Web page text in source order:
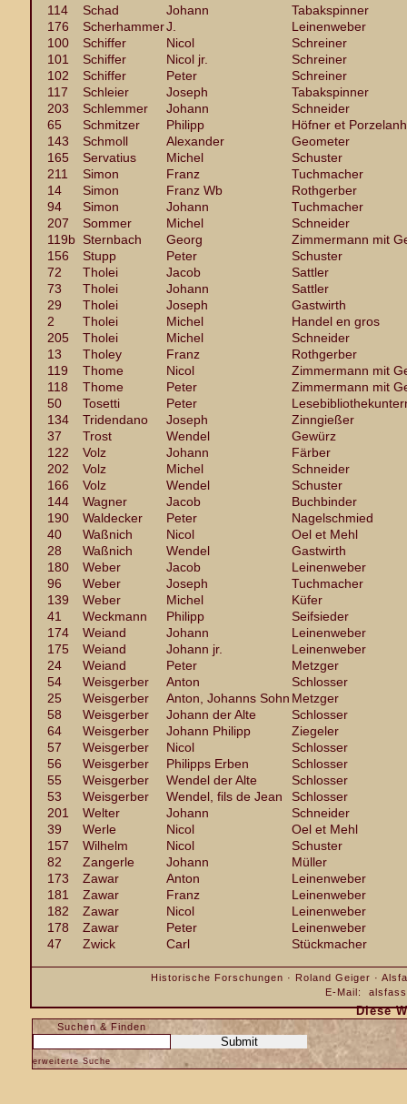
114
Schad Johann
Tabakspinner
176
ScherhammerJ.
Leinenweber
100
Schiffer Nicol
Schreiner
101
Schiffer Nicol jr.
Schreiner
102
Schiffer Peter
Schreiner
117
Schleier Joseph
Tabakspinner
203
Schlemmer Johann
Schneider
65
Schmitzer Philipp
Höfner et
143
Schmoll Alexander
Geometer
165
Servatius Michel
Schuster
211
Simon Franz
Tuchmacher
14
Simon Franz Wb
Rothgerber
94
Simon Johann
Tuchmacher
207
Sommer Michel
Schneider
119b Sternbach Georg
Zimmermann mit
156
Stupp Peter
Schuster
72
Tholei Jacob
Sattler
73
Tholei Johann
Sattler
29
Tholei Joseph
Gastwirth
2
Tholei Michel
Handel en gros
205
Tholei Michel
Schneider
13
Tholey Franz
Rothgerber
119
Thome Nicol
Zimmermann mit
118
Thome Peter
Zimmermann mit
50
Tosetti Peter
134
Tridendano Joseph
Zinngießer
37
Trost Wendel
Gewürz
122
Volz Johann
Färber
202
Volz Michel
Schneider
166
Volz Wendel
Schuster
144
Wagner Jacob
Buchbinder
190
Waldecker Peter
Nagelschmied
40
Waßnich Nicol
Oel et Mehl
28
Waßnich Wendel
Gastwirth
180
Weber Jacob
Leinenweber
96
Weber Joseph
Tuchmacher
139
Weber Michel
Küfer
41
Weckmann Philipp
Seifsieder
174
Weiand Johann
Leinenweber
175
Weiand Johann jr.
Leinenweber
24
Weiand Peter
Metzger
54
Weisgerber Anton
Schlosser
25
Weisgerber Anton, Johanns Sohn Metzger
58
Weisgerber Johann der Alte
Schlosser
64
Weisgerber Johann Philipp
Ziegeler
57
Weisgerber Nicol
Schlosser
56
Weisgerber Philipps Erben
Schlosser
55
Weisgerber Wendel der Alte
Schlosser
53
Weisgerber Wendel, fils de Jean
Schlosser
201
Welter Johann
Schneider
39
Werle Nicol
Oel et Mehl
157
Wilhelm Nicol
Schuster
82
Zangerle Johann
Müller
173
Zawar Anton
Leinenweber
181
Zawar Franz
Leinenweber
182
Zawar Nicol
Leinenweber
178
Zawar Peter
Leinenweber
47
Zwick Carl Stückmacher
Historische Forschungen · Roland Geiger ·
E-Mail:
Diese
Suchen & Finden
erweiterte Suche